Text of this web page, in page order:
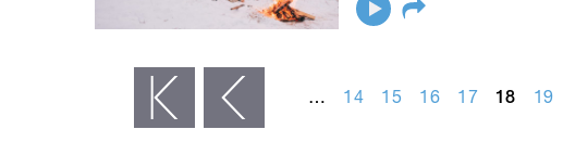
‹ předchozí … 14 15 16 17 18 19